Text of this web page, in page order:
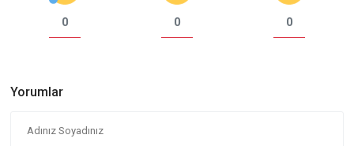
0 0 0
Yorumlar